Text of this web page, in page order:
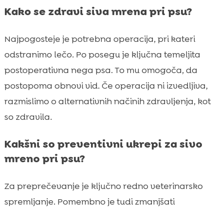
Kako se zdravi siva mrena pri psu?
Najpogosteje je potrebna operacija, pri kateri
odstranimo lečo. Po posegu je ključna temeljita
postoperativna nega psa. To mu omogoča, da
postopoma obnovi vid. Če operacija ni izvedljiva,
razmislimo o alternativnih načinih zdravljenja, kot
so zdravila.
Kakšni so preventivni ukrepi za sivo
mreno pri psu?
Za preprečevanje je ključno redno veterinarsko
spremljanje. Pomembno je tudi zmanjšati